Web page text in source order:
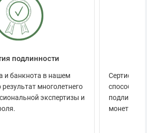
подлинности
и банкнота в нашем
результат многолетнего
экспертизы и
способов
монеты.